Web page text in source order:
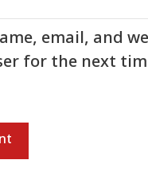
email, and
for the next